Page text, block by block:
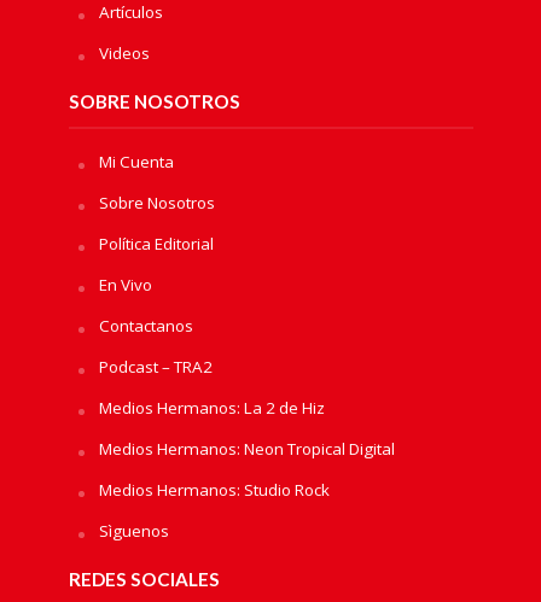
Artículos
Videos
SOBRE NOSOTROS
Mi Cuenta
Sobre Nosotros
Política Editorial
En Vivo
Contactanos
Podcast – TRA2
Medios Hermanos: La 2 de Hiz
Medios Hermanos: Neon Tropical Digital
Medios Hermanos: Studio Rock
Sìguenos
REDES SOCIALES